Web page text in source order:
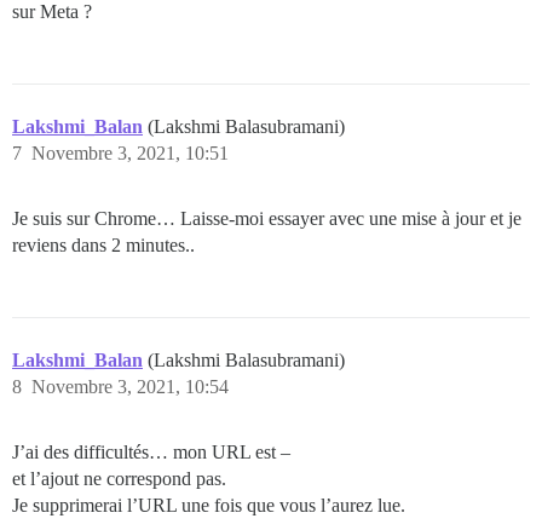
sur Meta ?
Lakshmi_Balan (Lakshmi Balasubramani)
Novembre 3, 2021, 10:51
7
Je suis sur Chrome… Laisse-moi essayer avec une mise à jour et je
reviens dans 2 minutes..
Lakshmi_Balan (Lakshmi Balasubramani)
Novembre 3, 2021, 10:54
8
J’ai des difficultés… mon URL est –
et l’ajout ne correspond pas.
Je supprimerai l’URL une fois que vous l’aurez lue.